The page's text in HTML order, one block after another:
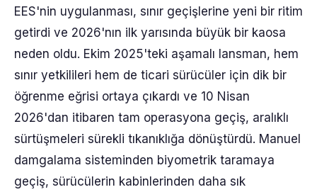
EES'nin uygulanması, sınır geçişlerine yeni bir ritim
getirdi ve 2026'nın ilk yarısında büyük bir kaosa
neden oldu. Ekim 2025'teki aşamalı lansman, hem
sınır yetkilileri hem de ticari sürücüler için dik bir
öğrenme eğrisi ortaya çıkardı ve 10 Nisan
2026'dan itibaren tam operasyona geçiş, aralıklı
sürtüşmeleri sürekli tıkanıklığa dönüştürdü. Manuel
damgalama sisteminden biyometrik taramaya
geçiş, sürücülerin kabinlerinden daha sık